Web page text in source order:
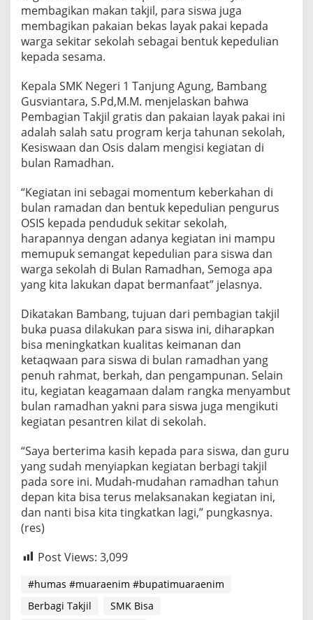
membagikan makan takjil, para siswa juga
membagikan pakaian bekas layak pakai kepada
warga sekitar sekolah sebagai bentuk kepedulian
kepada sesama.
Kepala SMK Negeri 1 Tanjung Agung, Bambang
Gusviantara, S.Pd,M.M. menjelaskan bahwa
Pembagian Takjil gratis dan pakaian layak pakai ini
adalah salah satu program kerja tahunan sekolah,
Kesiswaan dan Osis dalam mengisi kegiatan di
bulan Ramadhan.
“Kegiatan ini sebagai momentum keberkahan di
bulan ramadan dan bentuk kepedulian pengurus
OSIS kepada penduduk sekitar sekolah,
harapannya dengan adanya kegiatan ini mampu
memupuk semangat kepedulian para siswa dan
warga sekolah di Bulan Ramadhan, Semoga apa
yang kita lakukan dapat bermanfaat” jelasnya.
Dikatakan Bambang, tujuan dari pembagian takjil
buka puasa dilakukan para siswa ini, diharapkan
bisa meningkatkan kualitas keimanan dan
ketaqwaan para siswa di bulan ramadhan yang
penuh rahmat, berkah, dan pengampunan. Selain
itu, kegiatan keagamaan dalam rangka menyambut
bulan ramadhan yakni para siswa juga mengikuti
kegiatan pesantren kilat di sekolah.
“Saya berterima kasih kepada para siswa, dan guru
yang sudah menyiapkan kegiatan berbagi takjil
pada sore ini. Mudah-mudahan ramadhan tahun
depan kita bisa terus melaksanakan kegiatan ini,
dan nanti bisa kita tingkatkan lagi,” pungkasnya.
(res)
Post Views: 3,099
#humas #muaraenim #bupatimuaraenim
Berbagi Takjil
SMK Bisa